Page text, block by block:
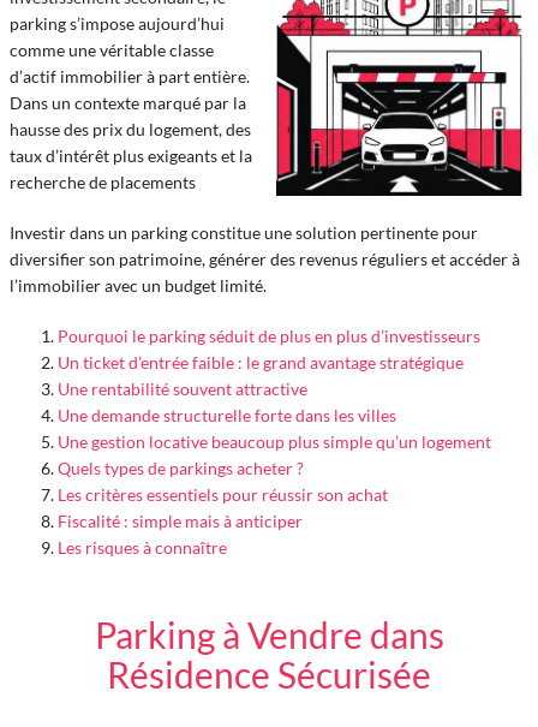
parking s’impose aujourd’hui
comme une véritable classe
d’actif immobilier à part entière.
Dans un contexte marqué par la
hausse des prix du logement, des
taux d’intérêt plus exigeants et la
recherche de placements
Investir dans un parking constitue une solution pertinente pour
diversifier son patrimoine, générer des revenus réguliers et accéder à
l’immobilier avec un budget limité.
Pourquoi le parking séduit de plus en plus d’investisseurs
Un ticket d’entrée faible : le grand avantage stratégique
Une rentabilité souvent attractive
Une demande structurelle forte dans les villes
Une gestion locative beaucoup plus simple qu’un logement
Quels types de parkings acheter ?
Les critères essentiels pour réussir son achat
Fiscalité : simple mais à anticiper
Les risques à connaître
Parking à Vendre dans
Résidence Sécurisée